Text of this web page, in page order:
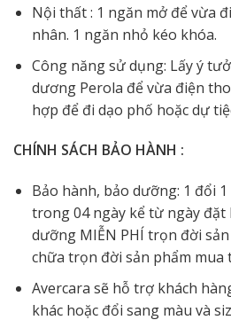
Nội thất : 1 ngăn mở để vừa
nhân. 1 ngăn nhỏ kéo khóa.
Công năng sử dụng: Lấy ý
dương Perola để vừa điện
hợp để đi dạo phố hoặc dự
CHÍNH SÁCH BẢO HÀNH :
Bảo hành, bảo dưỡng: 1 đổi
trong 04 ngày kể từ ngày đặt
dưỡng MIỄN PHÍ trọn đời
chữa trọn đời sản phẩm mua
Avercara sẽ hỗ trợ khách
khác hoặc đổi sang màu và